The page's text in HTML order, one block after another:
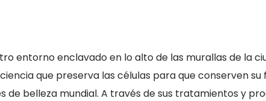
entorno enclavado en lo alto de las murallas de la
que preserva las células para que conserven
de belleza mundial. A través de sus tratamientos y